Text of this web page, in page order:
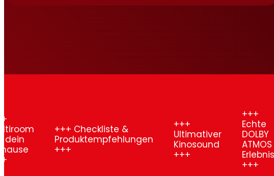
Checkliste &
Produktempfehlungen
Ultimativer
Kinosound
DOLBY
ATMOS
Erlebnisse